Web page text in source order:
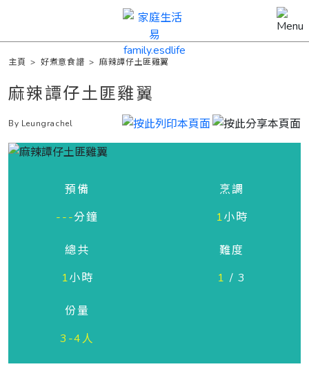
主頁 >好煮意食譜 >麻辣譚仔土匪雞翼
麻辣譚仔土匪雞翼
By Leungrachel
預備
---分鐘
烹調
1小時
總共
1小時
難度
1 / 3
份量
3-4人